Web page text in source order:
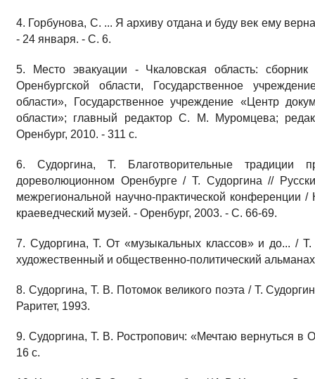
4. Горбунова, С. ... Я архиву отдана и буду век ему
- 24 января. - С. 6.
5. Место эвакуации - Чкаловская область:
Оренбургской области, Государственное
области», Государственное учреждение «Центр
области»; главный редактор С. М. Муромцева;
Оренбург, 2010. - 311 с.
6. Судоргина, Т. Благотворительные традиции
дореволюционном Оренбурге / Т. Судоргина //
межрегиональной научно-практической конференции /
краеведческий музей. - Оренбург, 2003. - С. 66-69.
7. Судоргина, Т. От «музыкальных классов» и до... /
художественный и общественно-политический
8. Судоргина, Т. В. Потомок великого поэта / Т.
Раритет, 1993.
9. Судоргина, Т. В. Ростропович: «Мечтаю вернуться в
16 с.